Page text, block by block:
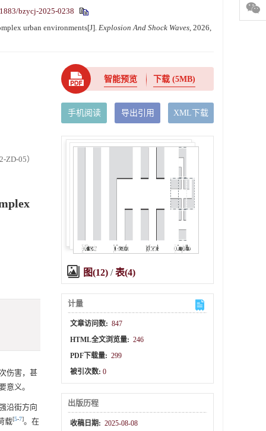
bzycj-2025-0238
urban environments[J]. Explosion And Shock Waves, 2026,
05）
伤害，甚
意义。
沿街方向
载[5-7]。在
智能预览 下载(5MB)
手机阅读 导出引用 XML下载
图(12) /表(4)
计量
文章访问数: 847
HTML全文浏览量: 246
PDF下载量: 299
被引次数:0
出版历程
收稿日期: 2025-08-08